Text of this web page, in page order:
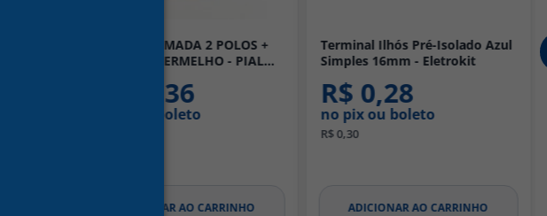
MODULO TOMADA 2 POLOS +
TERRA 20A VERMELHO - PIAL
R$ 25,36
no pix ou boleto
ADICIONAR AO CARRINHO
Terminal Ilhós Pré-Isolado Azul
Simples 16mm - Eletrokit
R$ 0,28
no pix ou boleto
R$ 0,30
ADICIONAR AO CARRINHO